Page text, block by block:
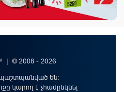
| © 2008 - 2026
պաշտպանված են:
կարող է չհամընկնել